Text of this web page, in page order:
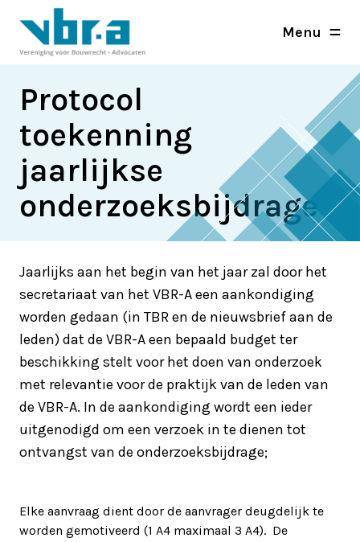
Menu
Protocol
toekenning
jaarlijkse
onderzoeksbijdrage
Jaarlijks aan het begin van het jaar zal door het
secretariaat van het VBR-A een aankondiging
worden gedaan (in TBR en de nieuwsbrief aan de
leden) dat de VBR-A een bepaald budget ter
beschikking stelt voor het doen van onderzoek
met relevantie voor de praktijk van de leden van
de VBR-A. In de aankondiging wordt een ieder
uitgenodigd om een verzoek in te dienen tot
ontvangst van de onderzoeksbijdrage;
Elke aanvraag dient door de aanvrager deugdelijk te
worden gemotiveerd (1 A4 maximaal 3 A4). De